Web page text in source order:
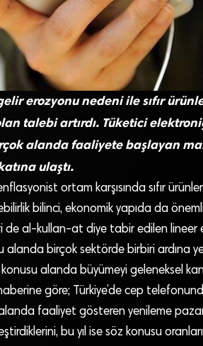
erozyonu nedeni ile sıfır
talebi artırdı. Tüketici
alanda faaliyete başlayan
ulaştı.
ortam karşısında sıfır
bilinci, ekonomik yapıda da
de al-kullan-at diye tabir edilen lineer
alanda birçok sektörde birbiri ardına
alanda büyümeyi geleneksel
göre; Türkiye’de cep
faaliyet gösteren yenileme pazarı
bu yıl ise söz konusu